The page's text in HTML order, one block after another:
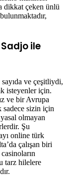
dikkat çeken ünlü
ile
ve çeşitliydi,
isteyenler için.
ve bir Avrupa
sadece sizin için
olmayan
Şu
online türk
çalışan biri
tarz hilelere